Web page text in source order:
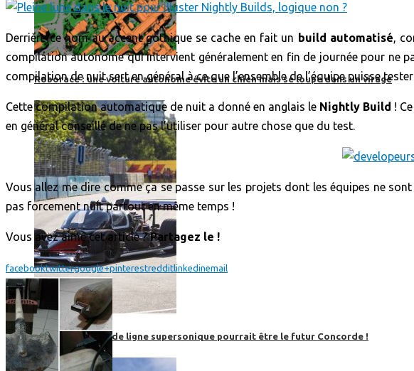
Roborace : une voiture autonome évite un chien mais se loupe dans un virage
Boom, cet avion de ligne supersonique pourrait être le futur Concorde !
Derrière ce nom au accent gothique se cache en fait un build automatisé,
compilation autonome qui intervient généralement en fin de journée pour ne
compilation de nuit sert en général à ce que l’ensemble de l’équipe puisse
Cette compilation automatique de nuit a donné en anglais le Nightly Build !
en général conseillé de ne pas l’utiliser pour autre chose que du test.
Vous allez me dire comme ça se passe sur les projets dont les équipes ne
pas forcement nuit partout en même temps !
Vous avez aimé cet article ?Partagez le !
facebooktwittergoogle+pinterestredditlinkedinemail